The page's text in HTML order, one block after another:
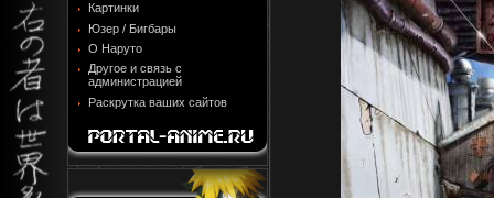
Картинки
Юзер / Бигбары
О Наруто
Другое и связь с
администрацией
Раскрутка ваших сайтов